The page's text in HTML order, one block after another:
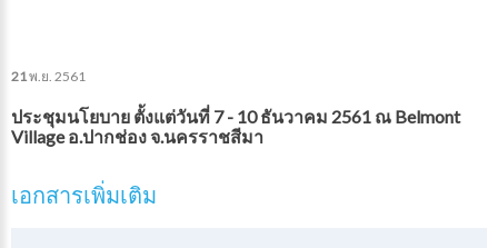
21พ.ย. 2561
ประชุมนโยบาย ตั้งแต่วันที่ 7 - 10 ธันวาคม 2561 ณ Belmont
Village อ.ปากช่อง จ.นครราชสีมา
เอกสารเพิ่มเติม